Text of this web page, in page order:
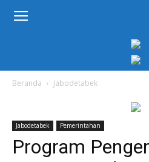
KORAN
Beranda Jabodetabek
Jabodetabek Pemerintahan
Program